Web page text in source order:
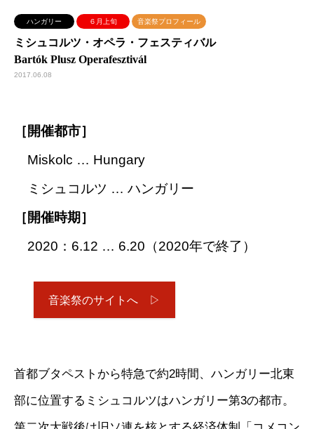
ハンガリー ６月上旬 音楽祭プロフィール
ミシュコルツ・オペラ・フェスティバル
Bartók Plusz Operafesztivál
2017.06.08
［開催都市］
Miskolc … Hungary
ミシュコルツ … ハンガリー
［開催時期］
2020：6.12 … 6.20（2020年で終了）
音楽祭のサイトへ ▷
首都ブタペストから特急で約2時間、ハンガリー北東
部に位置するミシュコルツはハンガリー第3の都市。